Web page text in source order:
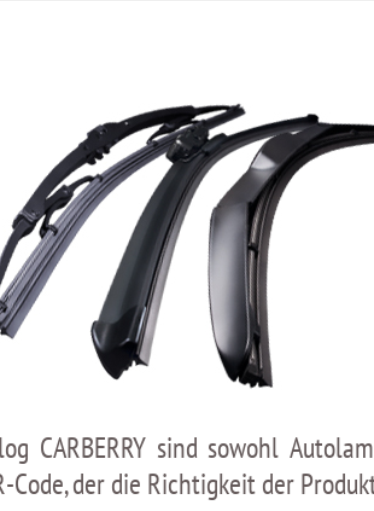
CARBERRY sind sowohl
Сode, der die Richtigkeit der